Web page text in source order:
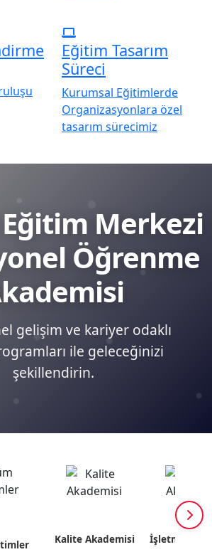
Eğitim Tasarım
Süreci
Kurumsal Eğitimlerde
Organizasyonlara özel
tasarım sürecimiz
Merkezi
Öğrenme
gelişim ve kariyer odaklı
ile geleceğinizi
şekillendirin.
Kalite Akademisi İşletme